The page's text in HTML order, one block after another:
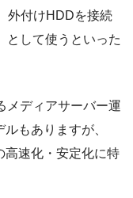
外付けHDDを接続
として使うといった
メディアサーバー運
もありますが、
高速化・安定化に特